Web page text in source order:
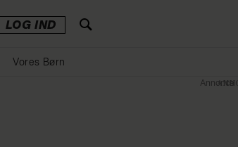
LOG IND
Vores Børn
Annonce